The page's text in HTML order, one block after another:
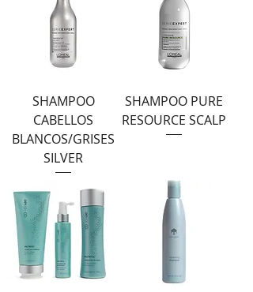
SHAMPOO
CABELLOS
BLANCOS/GRISES
SILVER
SHAMPOO PURE
RESOURCE SCALP